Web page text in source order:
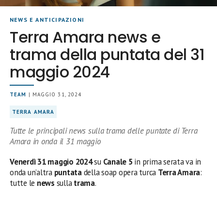
NEWS E ANTICIPAZIONI
Terra Amara news e
trama della puntata del 31
maggio 2024
TEAM | MAGGIO 31, 2024
TERRA AMARA
Tutte le principali news sulla trama delle puntate di Terra
Amara in onda il 31 maggio
Venerdì 31 maggio 2024su Canale 5 in prima seratava in
onda un’altra puntatadella soap opera turca Terra Amara:
tutte le news sullatrama.